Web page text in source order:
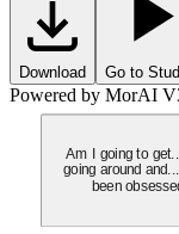
Download Go to
Powered by MorAI
Am I going to
going around
been